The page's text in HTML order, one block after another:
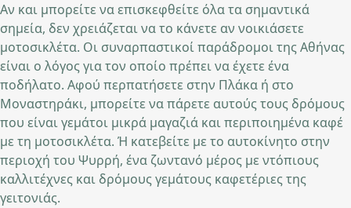
Αν και μπορείτε να επισκεφθείτε όλα τα σημαντικά
σημεία, δεν χρειάζεται να το κάνετε αν νοικιάσετε
μοτοσικλέτα. Οι συναρπαστικοί παράδρομοι της Αθήνας
είναι ο λόγος για τον οποίο πρέπει να έχετε ένα
ποδήλατο. Αφού περπατήσετε στην Πλάκα ή στο
Μοναστηράκι, μπορείτε να πάρετε αυτούς τους δρόμους
που είναι γεμάτοι μικρά μαγαζιά και περιποιημένα καφέ
με τη μοτοσικλέτα. Ή κατεβείτε με το αυτοκίνητο στην
περιοχή του Ψυρρή, ένα ζωντανό μέρος με ντόπιους
καλλιτέχνες και δρόμους γεμάτους καφετέριες της
γειτονιάς.